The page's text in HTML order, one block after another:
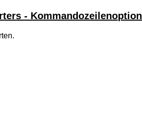
- Kommandozeilenoption